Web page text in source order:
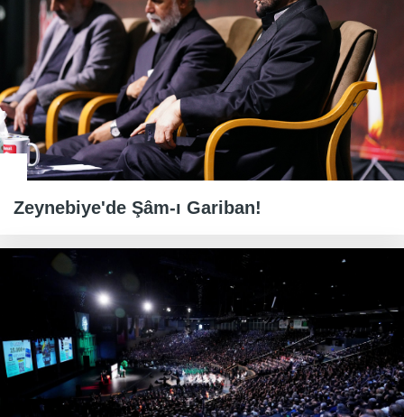
Zeynebiye'de Şâm-ı Gariban!